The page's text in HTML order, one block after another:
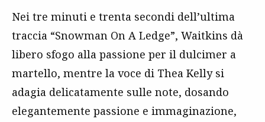
Nei tre minuti e trenta secondi dell’ultima
traccia “Snowman On A Ledge”, Waitkins dà
libero sfogo alla passione per il dulcimer a
martello, mentre la voce di Thea Kelly si
adagia delicatamente sulle note, dosando
elegantemente passione e immaginazione,